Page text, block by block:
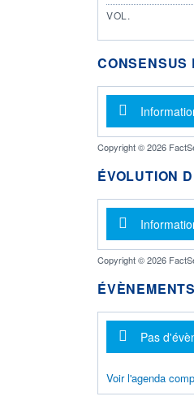
VOL.
CONSENSUS
Copyright © 2026
ÉVOLUTION
Copyright © 2026
ÉVÈNEMENTS
Pas
Voir l'agenda